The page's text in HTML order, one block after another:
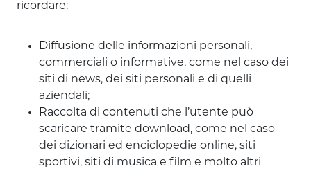
ricordare:
Diffusione delle informazioni personali,
commerciali o informative, come nel caso dei
siti di news, dei siti personali e di quelli
aziendali;
Raccolta di contenuti che l’utente può
scaricare tramite download, come nel caso
dei dizionari ed enciclopedie online, siti
sportivi, siti di musica e film e molto altri